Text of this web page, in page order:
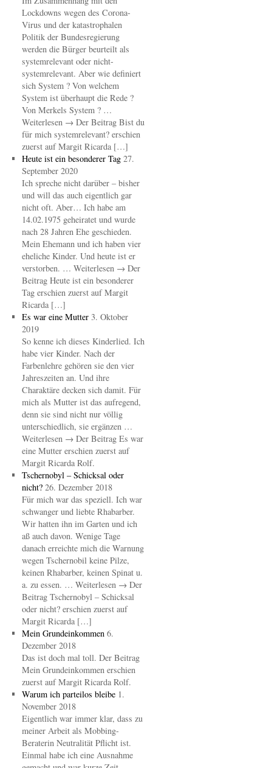
Lockdowns wegen des Corona-
Virus und der katastrophalen
Politik der Bundesregierung
werden die Bürger beurteilt als
systemrelevant oder nicht-
systemrelevant. Aber wie definiert
sich System ? Von welchem
System ist überhaupt die Rede ?
Von Merkels System ? …
Weiterlesen → Der Beitrag Bist du
für mich systemrelevant? erschien
zuerst auf Margit Ricarda […]
Heute ist ein besonderer Tag 27.
September 2020
Ich spreche nicht darüber – bisher
und will das auch eigentlich gar
nicht oft. Aber… Ich habe am
14.02.1975 geheiratet und wurde
nach 28 Jahren Ehe geschieden.
Mein Ehemann und ich haben vier
eheliche Kinder. Und heute ist er
verstorben. … Weiterlesen → Der
Beitrag Heute ist ein besonderer
Tag erschien zuerst auf Margit
Ricarda […]
Es war eine Mutter 3. Oktober
2019
So kenne ich dieses Kinderlied. Ich
habe vier Kinder. Nach der
Farbenlehre gehören sie den vier
Jahreszeiten an. Und ihre
Charaktäre decken sich damit. Für
mich als Mutter ist das aufregend,
denn sie sind nicht nur völlig
unterschiedlich, sie ergänzen …
Weiterlesen → Der Beitrag Es war
eine Mutter erschien zuerst auf
Margit Ricarda Rolf.
Tschernobyl – Schicksal oder
nicht? 26. Dezember 2018
Für mich war das speziell. Ich war
schwanger und liebte Rhabarber.
Wir hatten ihn im Garten und ich
aß auch davon. Wenige Tage
danach erreichte mich die Warnung
wegen Tschernobil keine Pilze,
keinen Rhabarber, keinen Spinat u.
a. zu essen. … Weiterlesen → Der
Beitrag Tschernobyl – Schicksal
oder nicht? erschien zuerst auf
Margit Ricarda […]
Mein Grundeinkommen 6.
Dezember 2018
Das ist doch mal toll. Der Beitrag
Mein Grundeinkommen erschien
zuerst auf Margit Ricarda Rolf.
Warum ich parteilos bleibe 1.
November 2018
Eigentlich war immer klar, dass zu
meiner Arbeit als Mobbing-
Beraterin Neutralität Pflicht ist.
Einmal habe ich eine Ausnahme